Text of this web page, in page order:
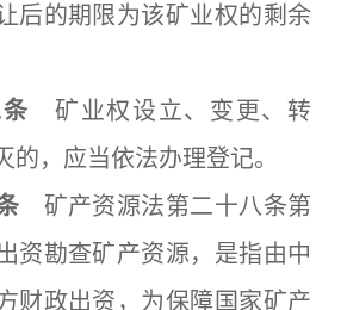
的期限为该矿业权的剩余
矿业权设立、变更、转
的，应当依法办理登记。
矿产资源法第二十八条第
资勘查矿产资源，是指由中
财政出资，为保障国家矿产